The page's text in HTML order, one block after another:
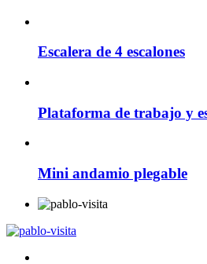
Escalera de 4 escalones
Plataforma de trabajo y
Mini andamio plegable